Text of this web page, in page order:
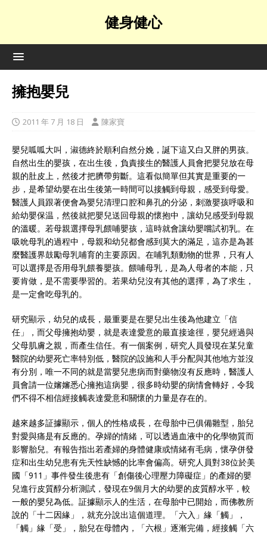
健身健心
擁抱嬰兒
2011 年 7 月 18 日 陳家寶
嬰兒呱呱大叫，淑德終於順利自然分娩，誕下這又白又胖的男孩。
自然出生的嬰孩，在出生後，負責接生的醫護人員會把嬰兒放在母
親的肚皮上，然後才把臍帶剪斷。這看似簡單但其實是重要的一
步，是希望幼嬰在出生後第一時間可以接觸到母親，感受到母愛。
醫護人員跟著便會為嬰兒清理口腔和鼻孔的分泌，刺激嬰孩呼吸和
給幼嬰保温，然後就把嬰兒送回母親的懷抱中，讓幼兒感受到母親
的溫暖。若母親選擇母乳餵哺嬰孩，這時就會讓幼嬰嚐試初乳。在
吸吮母乳的過程中，母親和幼兒都會感到莫大的滿足，這亦是為甚
麼醫護界鼓勵母乳哺育的主要原因。在哺乳類動物的世界，只有人
可以選擇是否用母乳餵養嬰孩。餵哺母乳，是為人母者的本能，只
要肯做，是不需要學習的。若果幼兒沒有其他的選擇，為了求生，
是一定會吃母乳的。
研究顯示，幼兒的成長，最重要是在嬰兒出生後為他建立「信
任」，而父母擁抱幼嬰，就是表達愛意的最直接途徑，嬰兒經過與
父母肌膚之親，而產生信任。有一個案例，研究人員發現在某兒童
醫院的幼嬰死亡率特別低，醫院的設施和人手分配與其他地方並沒
有分別，唯一不同的就是當嬰兒患病而對藥物沒有反應時，醫護人
員會請一位嬸嬸悉心擁抱這病嬰，很多時幼嬰的病情會轉好，令我
們不得不相信經接觸表達愛意和關懷的力量是存在的。
越來越多証據顯示，個人的性格成長，在母胎中已俱備雛型，胎兒
對愛與痛是有反應的。孕婦的情緒，可以透過血液中的化學物質而
影響胎兒。有報告指出若產婦的身體健康或情緒有毛病，懷孕併發
症和出生幼兒患有先天性缺憾的比率會偏高。研究人員對38位於美
國「911」事件發生後患有「創傷後心理壓力障礙症」的產婦的嬰
兒進行皮質醇分析測試，發現在9個月大的幼嬰的皮質醇水平，較
一般的嬰兒為低。証據顯示人的生活，在母胎中已開始，而佛教所
說的「十二因緣」，就充分說出這個道理。「六入」緣「觸」，
「觸」緣「受」，胎兒在母體內，「六根」逐漸完備，經接觸「六